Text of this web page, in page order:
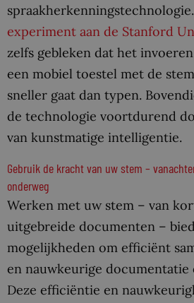
experiment aan de Stanford
zelfs gebleken dat het
een mobiel toestel met de
sneller gaat dan typen.
de technologie voortdurend
van kunstmatige intelligentie.
Gebruik de kracht van uw stem –
onderweg
Werken met uw stem – van
uitgebreide documenten –
mogelijkheden om efficiënt
en nauwkeurige documentatie
Deze efficiëntie en